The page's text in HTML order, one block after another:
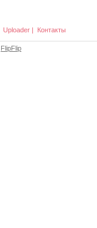
Uploader | Контакты
FlipFlip